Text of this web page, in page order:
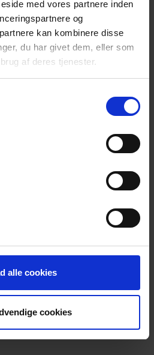
med vores partnere inden
og
kan kombinere disse
du har givet dem, eller som
af deres tjenester.
alle cookies
cookies